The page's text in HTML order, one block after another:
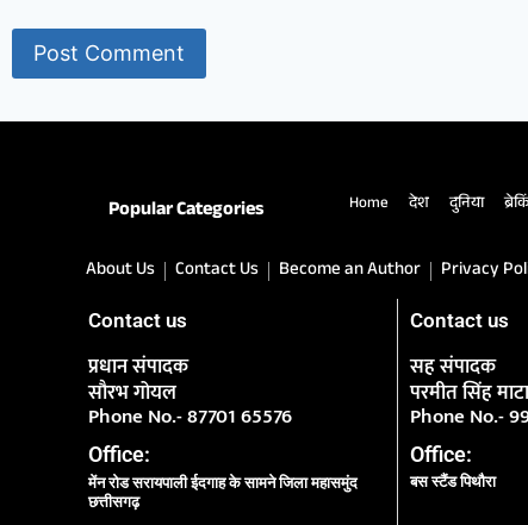
Popular Categories Home देश दुनिया
About Us Contact Us Become an Author Privacy
Contact us
प्रधान संपादक
सौरभ गोयल
Phone No.- 87701 65576
Office:
मेंन रोड सरायपाली ईदगाह के सामने जिला महासमुंद
छत्तीसगढ़
Contact us
सह संपादक
परमीत सिंह माटा
Phone No.-
Office:
बस स्टैंड पिथौरा